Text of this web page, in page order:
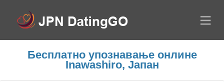
Бесплатно упознавање онлине
Inawashiro, Јапан